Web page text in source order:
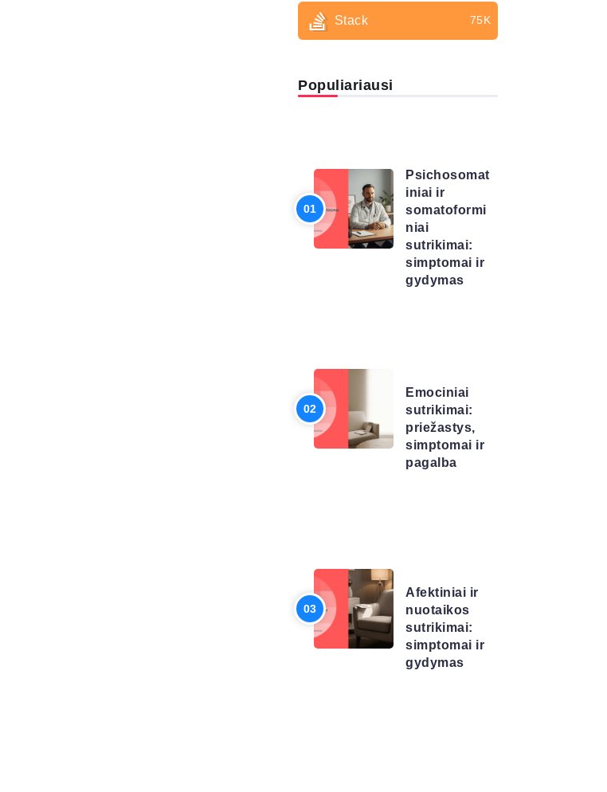
Stack 75K
Populiariausi
Psichosomat
iniai ir
somatoformi
niai
sutrikimai:
simptomai ir
gydymas
Emociniai
sutrikimai:
priežastys,
simptomai ir
pagalba
Afektiniai ir
nuotaikos
sutrikimai:
simptomai ir
gydymas